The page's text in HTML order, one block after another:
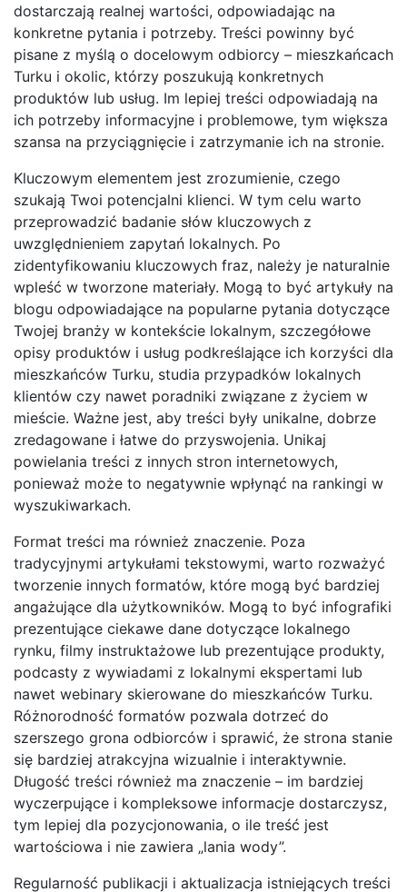
dostarczają realnej wartości, odpowiadając na
konkretne pytania i potrzeby. Treści powinny być
pisane z myślą o docelowym odbiorcy – mieszkańcach
Turku i okolic, którzy poszukują konkretnych
produktów lub usług. Im lepiej treści odpowiadają na
ich potrzeby informacyjne i problemowe, tym większa
szansa na przyciągnięcie i zatrzymanie ich na stronie.
Kluczowym elementem jest zrozumienie, czego
szukają Twoi potencjalni klienci. W tym celu warto
przeprowadzić badanie słów kluczowych z
uwzględnieniem zapytań lokalnych. Po
zidentyfikowaniu kluczowych fraz, należy je naturalnie
wpleść w tworzone materiały. Mogą to być artykuły na
blogu odpowiadające na popularne pytania dotyczące
Twojej branży w kontekście lokalnym, szczegółowe
opisy produktów i usług podkreślające ich korzyści dla
mieszkańców Turku, studia przypadków lokalnych
klientów czy nawet poradniki związane z życiem w
mieście. Ważne jest, aby treści były unikalne, dobrze
zredagowane i łatwe do przyswojenia. Unikaj
powielania treści z innych stron internetowych,
ponieważ może to negatywnie wpłynąć na rankingi w
wyszukiwarkach.
Format treści ma również znaczenie. Poza
tradycyjnymi artykułami tekstowymi, warto rozważyć
tworzenie innych formatów, które mogą być bardziej
angażujące dla użytkowników. Mogą to być infografiki
prezentujące ciekawe dane dotyczące lokalnego
rynku, filmy instruktażowe lub prezentujące produkty,
podcasty z wywiadami z lokalnymi ekspertami lub
nawet webinary skierowane do mieszkańców Turku.
Różnorodność formatów pozwala dotrzeć do
szerszego grona odbiorców i sprawić, że strona stanie
się bardziej atrakcyjna wizualnie i interaktywnie.
Długość treści również ma znaczenie – im bardziej
wyczerpujące i kompleksowe informacje dostarczysz,
tym lepiej dla pozycjonowania, o ile treść jest
wartościowa i nie zawiera „lania wody”.
Regularność publikacji i aktualizacja istniejących treści